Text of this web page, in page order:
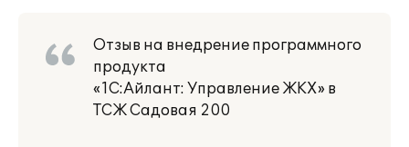
Отзыв на внедрение программного
продукта
«1С:Айлант: Управление ЖКХ» в
ТСЖ Садовая 200